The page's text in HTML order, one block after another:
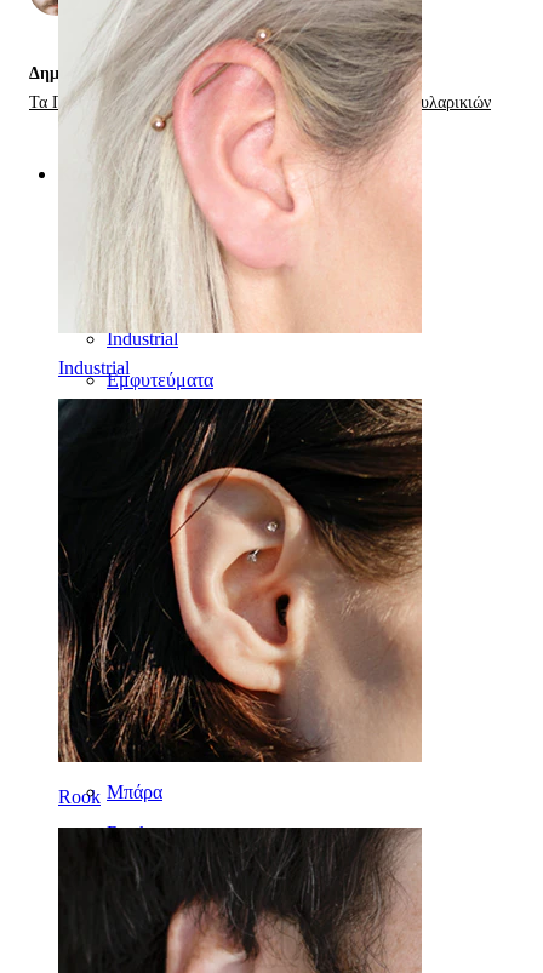
Industrial
Rook
Δημοσιεύτηκε στις:
Τα Πάντα Για Τα Stretching Piercings,Είδη Piercing Σκουλαρικιών
Κατηγορίες
Αφαλός
Χείλος
Θηλή
Industrial
Εμφυτεύματα
Helix
Septum
14Κ Χρυσό
Clip-on
Labret
Γλώσσα
Μύτη
Tragus
Μπάρα
Rook
Daith
Πέταλο